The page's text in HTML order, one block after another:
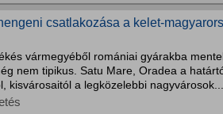
csatlakozása a kelet-
vármegyéből romániai gyárakba
nem tipikus. Satu Mare, Oradea a
kisvárosaitól a legközelebbi nagyvárosok...